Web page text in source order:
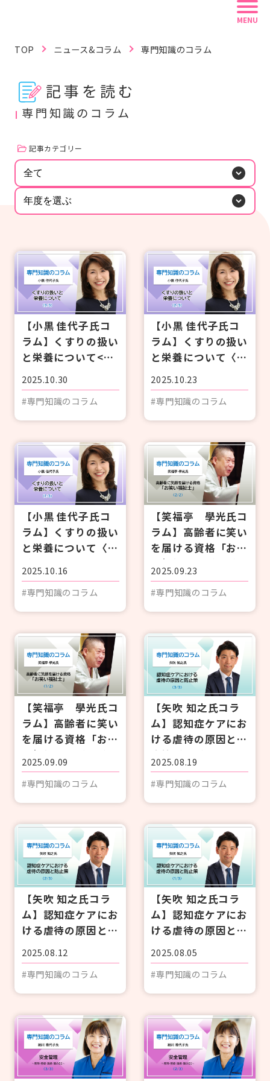
MENU
記事を読む 動画で学ぶ
リフレ白書
#レクリエーション
#BCP
#在宅復帰
#研修
#人材育成
#施設経営情報
#認知症
#ぬりえ
#事例紹介
#外国語対応
#排便
#経営者向け
#現場向け
もっと見る
ログイン
管理者用メニュー
カタログ・使い方ガイド
個人情報保護方針利用規約お問い合わせ
記事を読む
専門知識のコラム
TOP ニュース&コラム 専門知識のコラム
【小黒 佳代子氏コ
ラム】くすりの扱い
と栄養について<3/
2025.10.30
#専門知識のコラム
【小黒 佳代子氏コ
ラム】くすりの扱い
と栄養について〈2/
2025.10.23
#専門知識のコラム
【小黒 佳代子氏コ
ラム】くすりの扱い
と栄養について〈1/
2025.10.16
#専門知識のコラム
【笑福亭 學光氏コ
ラム】高齢者に笑い
を届ける資格「お笑
い福祉士」〈2/2〉
2025.09.23
#専門知識のコラム
【笑福亭 學光氏コ
ラム】高齢者に笑い
を届ける資格「お笑
い福祉士」〈1/2〉
2025.09.09
#専門知識のコラム
【矢吹 知之氏コラ
ム】認知症ケアにお
ける虐待の原因と防
止策〈3/3〉
2025.08.19
#専門知識のコラム
【矢吹 知之氏コラ
ム】認知症ケアにお
ける虐待の原因と防
2025.08.12
#専門知識のコラム
【矢吹 知之氏コラ
ム】認知症ケアにお
ける虐待の原因と防
2025.08.05
#専門知識のコラム
記事カテゴリー
全て
年度を選ぶ